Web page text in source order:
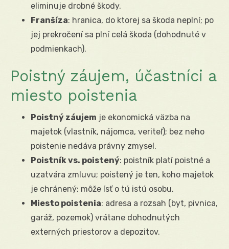
eliminuje drobné škody.
Franšíza: hranica, do ktorej sa škoda neplní; po
jej prekročení sa plní celá škoda (dohodnuté v
podmienkach).
Poistný záujem, účastníci a
miesto poistenia
Poistný záujem je ekonomická väzba na
majetok (vlastník, nájomca, veriteľ); bez neho
poistenie nedáva právny zmysel.
Poistník vs. poistený: poistník platí poistné a
uzatvára zmluvu; poistený je ten, koho majetok
je chránený; môže ísť o tú istú osobu.
Miesto poistenia: adresa a rozsah (byt, pivnica,
garáž, pozemok) vrátane dohodnutých
externých priestorov a depozitov.